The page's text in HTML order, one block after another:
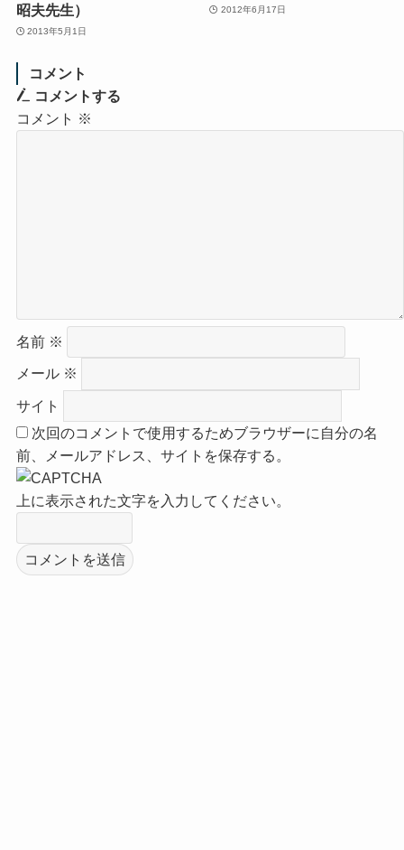
昭夫先生）
2013年5月1日
2012年6月17日
コメント
コメントする
コメント ※
名前 ※
メール ※
サイト
次回のコメントで使用するためブラウザーに自分の名
前、メールアドレス、サイトを保存する。
上に表示された文字を入力してください。